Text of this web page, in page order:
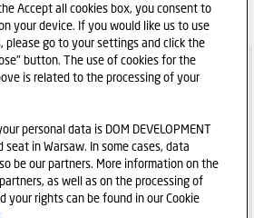
Accept all cookies box, you consent to
your device. If you would like us to use
please go to your settings and click the
button. The use of cookies for the
is related to the processing of your
personal data is DOM DEVELOPMENT
in Warsaw. In some cases, data
be our partners. More information on the
as well as on the processing of
your rights can be found in our Cookie